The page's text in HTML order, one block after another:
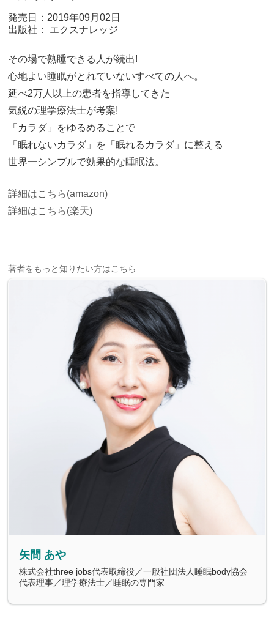
発売日：2019年09月02日
出版社： エクスナレッジ
その場で熟睡できる人が続出!
心地よい睡眠がとれていないすべての人へ。
延べ2万人以上の患者を指導してきた
気鋭の理学療法士が考案!
「カラダ」をゆるめることで
「眠れないカラダ」を「眠れるカラダ」に整える
世界一シンプルで効果的な睡眠法。
詳細はこちら(amazon)
詳細はこちら(楽天)
著者をもっと知りたい方はこちら
矢間 あや
株式会社three jobs代表取締役／一般社団法人睡眠body協会
代表理事／理学療法士／睡眠の専門家